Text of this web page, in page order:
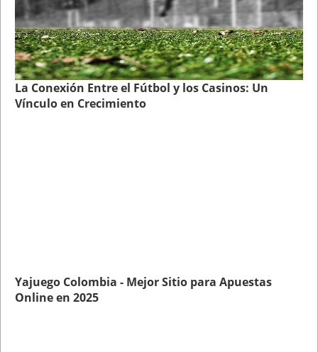
La Conexión Entre el Fútbol y los Casinos: Un
Vínculo en Crecimiento
Yajuego Colombia - Mejor Sitio para Apuestas
Online en 2025